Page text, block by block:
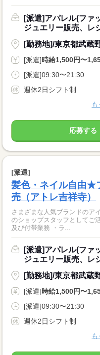
[派遣]アパレル(ファ
ジュエリー販売、レ
[勤務地]/東京都武蔵
[派遣]時給1,500円〜
[派遣]09:30〜21:30
週休2日シフト制
も
応募する
[派遣]
髪色・ネイル自由
売（アトレ吉祥寺）
さまざまな人気ブランドのア
のショップスタッフとしてご
及び付帯業務 ・ラ...
[派遣]アパレル(ファ
ジュエリー販売、レ
[勤務地]/東京都武蔵
[派遣]時給1,500円〜
[派遣]09:30〜21:30
週休2日シフト制
も